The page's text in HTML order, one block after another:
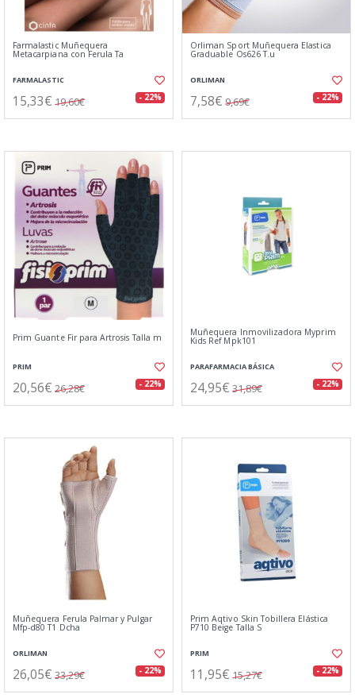
Farmalastic Muñequera
Metacarpiana con Ferula Ta
FARMALASTIC
15,33€ 19,60€ - 22%
Orliman Sport Muñequera Elastica
Graduable Os626 T.u
ORLIMAN
7,58€ 9,69€ - 22%
Prim Guante Fir para Artrosis Talla m
PRIM
20,56€ 26,28€ - 22%
Muñequera Inmovilizadora Myprim
Kids Ref Mpk101
PARAFARMACIA BÁSICA
24,95€ 31,89€ - 22%
Muñequera Ferula Palmar y Pulgar
Mfp-d80 T1 Dcha
ORLIMAN
26,05€ 33,29€ - 22%
Prim Aqtivo Skin Tobillera Elástica
P710 Beige Talla S
PRIM
11,95€ 15,27€ - 22%